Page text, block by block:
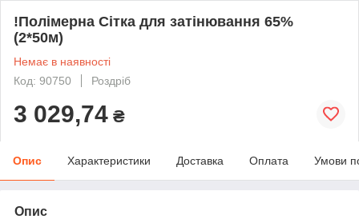
!Полімерна Сітка для затінювання 65%
(2*50м)
Немає в наявності
Код: 90750
Роздріб
3 029,74 ₴
Опис Характеристики Доставка Оплата Умови
Опис